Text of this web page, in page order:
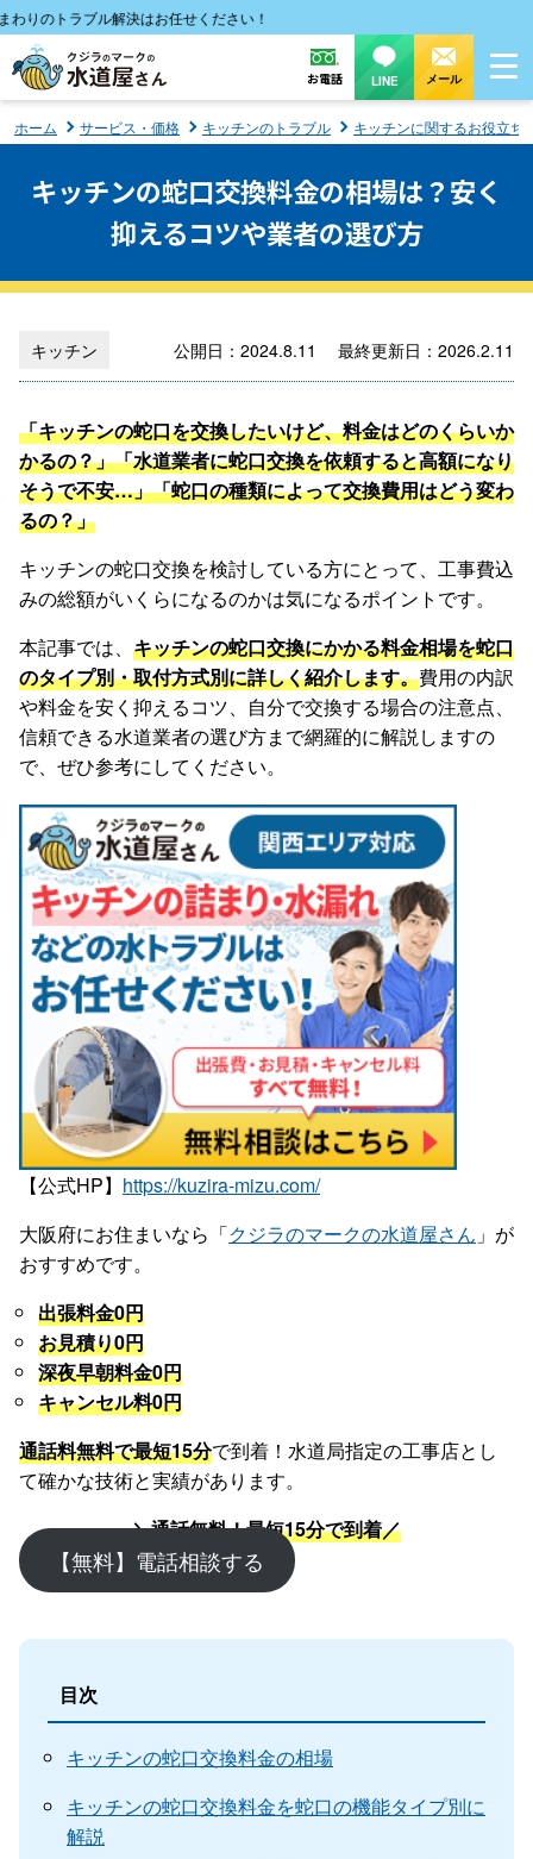
トラブル解決はお任せください！
お電話 LINE メール
ホーム サービス・価格 キッチンのトラブル キッチンに関するお役立ち
キッチンの蛇口交換料金の相場は？安く
抑えるコツや業者の選び方
キッチン 公開日：2024.8.11 最終更新日：2026.2.11
「キッチンの蛇口を交換したいけど、料金はどのくらいか
かるの？」「水道業者に蛇口交換を依頼すると高額になり
そうで不安…」「蛇口の種類によって交換費用はどう変わ
るの？」
キッチンの蛇口交換を検討している方にとって、工事費込
みの総額がいくらになるのかは気になるポイントです。
本記事では、 キッチンの蛇口交換にかかる料金相場を蛇口
のタイプ別・取付方式別に詳しく紹介します。費用の内訳
や料金を安く抑えるコツ、自分で交換する場合の注意点、
信頼できる水道業者の選び方まで網羅的に解説しますの
で、ぜひ参考にしてください。
【公式HP】 https://kuzira-mizu.com/
大阪府にお住まいなら「クジラのマークの水道屋さん 」が
おすすめです。
出張料金0円
お見積り0円
深夜早朝料金0円
キャンセル料0円
通話料無料で最短15分で到着！水道局指定の工事店とし
て確かな技術と実績があります。
＼通話無料！最短15分で到着／
【無料】電話相談する
目次
キッチンの蛇口交換料金の相場
キッチンの蛇口交換料金を蛇口の機能タイプ別に
解説